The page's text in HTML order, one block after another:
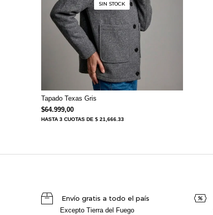
SIN STOCK
Tapado Texas Gris
$64.999,00
HASTA 3 CUOTASDE $ 21,666.33
Envío gratis a todo el país
Excepto Tierra del Fuego